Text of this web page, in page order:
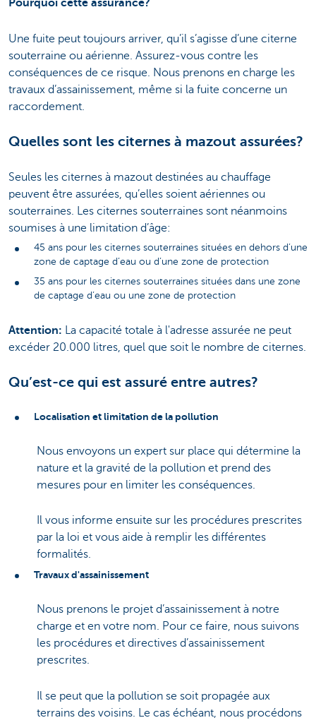
Une fuite peut toujours arriver, qu’il s’agisse d’une citerne
souterraine ou aérienne. Assurez-vous contre les
conséquences de ce risque. Nous prenons en charge les
travaux d’assainissement, même si la fuite concerne un
raccordement.
Quelles sont les citernes à mazout assurées?
Seules les citernes à mazout destinées au chauffage
peuvent être assurées, qu’elles soient aériennes ou
souterraines. Les citernes souterraines sont néanmoins
soumises à une limitation d’âge:
45 ans pour les citernes souterraines situées en dehors d’une
zone de captage d’eau ou d’une zone de protection
35 ans pour les citernes souterraines situées dans une zone
de captage d’eau ou une zone de protection
Attention: La capacité totale à l'adresse assurée ne peut
excéder 20.000 litres, quel que soit le nombre de citernes.
Qu’est-ce qui est assuré entre autres?
Localisation et limitation de la pollution
Nous envoyons un expert sur place qui détermine la
nature et la gravité de la pollution et prend des
mesures pour en limiter les conséquences.
Il vous informe ensuite sur les procédures prescrites
par la loi et vous aide à remplir les différentes
formalités.
Travaux d'assainissement
Nous prenons le projet d’assainissement à notre
charge et en votre nom. Pour ce faire, nous suivons
les procédures et directives d’assainissement
prescrites.
Il se peut que la pollution se soit propagée aux
terrains des voisins. Le cas échéant, nous procédons